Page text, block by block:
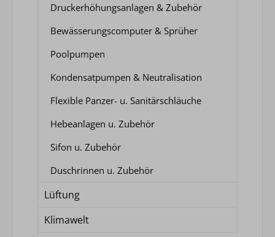
Druckerhöhungsanlagen & Zubehör
Bewässerungscomputer & Sprüher
Poolpumpen
Kondensatpumpen & Neutralisation
Flexible Panzer- u. Sanitärschläuche
Hebeanlagen u. Zubehör
Sifon u. Zubehör
Duschrinnen u. Zubehör
Lüftung
Klimawelt